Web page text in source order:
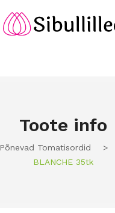
Toote info
Põnevad Tomatisordid >
BLANCHE 35tk